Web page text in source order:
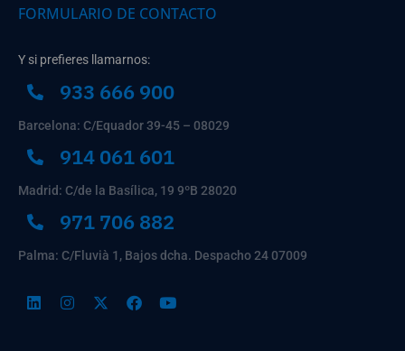
FORMULARIO DE CONTACTO
Y si prefieres llamarnos:
933 666 900
Barcelona: C/Equador 39-45 – 08029
914 061 601
Madrid: C/de la Basílica, 19 9ºB 28020
971 706 882
Palma: C/Fluvià 1, Bajos dcha. Despacho 24 07009